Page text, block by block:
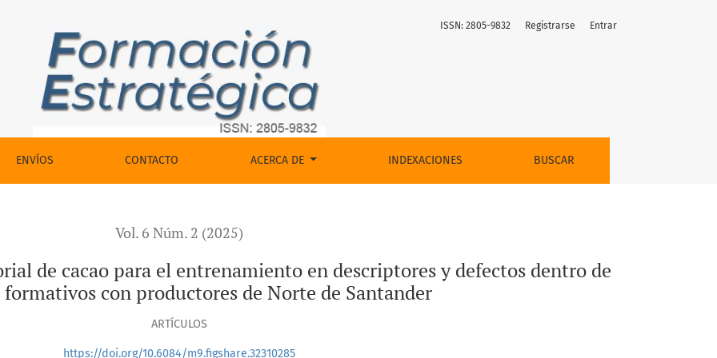
el entrenamiento en descriptores y defectos dentro de procesos formativos con productores de Norte de Santander
ENVÍOS CONTACTO ACERCA DE INDEXACIONES BUSCAR
ISSN: 2805-9832 Registrarse Entrar
Vol. 6 Núm. 2 (2025)
de cacao para el entrenamiento en descriptores y defectos dentro de
formativos con productores de Norte de Santander
ARTÍCULOS
https://doi.org/10.6084/m9.figshare.32310285